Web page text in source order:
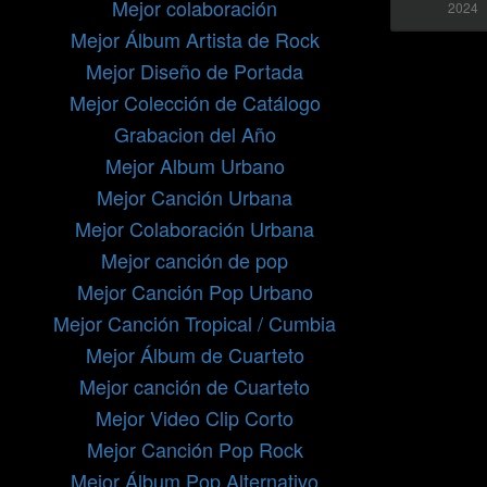
Mejor colaboración
Mejor Álbum Artista de Rock
Mejor Diseño de Portada
Mejor Colección de Catálogo
Grabacion del Año
Mejor Album Urbano
Mejor Canción Urbana
Mejor Colaboración Urbana
Mejor canción de pop
Mejor Canción Pop Urbano
Mejor Canción Tropical / Cumbia
Mejor Álbum de Cuarteto
Mejor canción de Cuarteto
Mejor Video Clip Corto
Mejor Canción Pop Rock
Mejor Álbum Pop Alternativo
2024